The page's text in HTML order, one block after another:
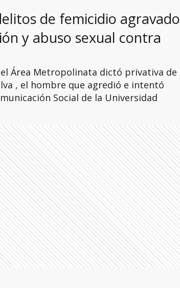
de femicidio agravado
y abuso sexual contra
Área Metropolinata dictó privativa de
, el hombre que agredió e intentó
Social de la Universidad